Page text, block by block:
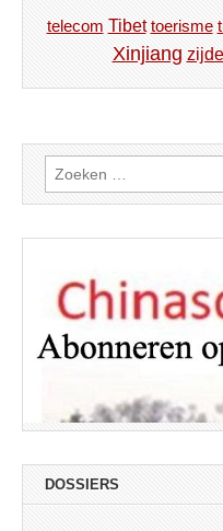
telecom Tibet toerisme
Xinjiang
Zoeken
naar:
DOSSIERS